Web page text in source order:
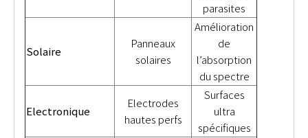
parasites
Solaire
Panneaux
solaires
Amélioration
de
l’absorption
du spectre
Electronique
Electrodes
hautes perfs
Surfaces
ultra
spécifiques